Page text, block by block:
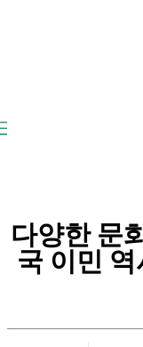
다양한 문
국 이민